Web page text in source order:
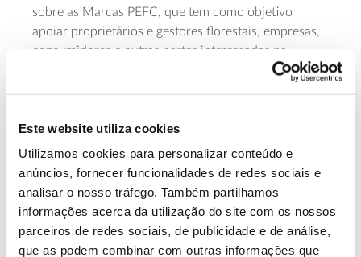
Este website utiliza cookies
Utilizamos cookies para personalizar conteúdo e
anúncios, fornecer funcionalidades de redes sociais e
analisar o nosso tráfego. Também partilhamos
informações acerca da utilização do site com os nossos
parceiros de redes sociais, de publicidade e de análise,
que as podem combinar com outras informações que
sobre as Marcas PEFC, que tem como objetivo
apoiar proprietários e gestores florestais, empresas,
consumidores e outras partes interessadas na
identificação e promoção de mercadorias e bens
Saiba mais
13.07.2026
Genoma do priolo e de outras espécies em risco: